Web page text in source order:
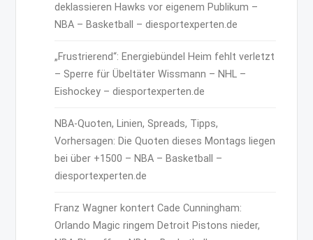
deklassieren Hawks vor eigenem Publikum –
NBA – Basketball – diesportexperten.de
„Frustrierend“: Energiebündel Heim fehlt verletzt
– Sperre für Übeltäter Wissmann – NHL –
Eishockey – diesportexperten.de
NBA-Quoten, Linien, Spreads, Tipps,
Vorhersagen: Die Quoten dieses Montags liegen
bei über +1500 – NBA – Basketball –
diesportexperten.de
Franz Wagner kontert Cade Cunningham:
Orlando Magic ringem Detroit Pistons nieder,